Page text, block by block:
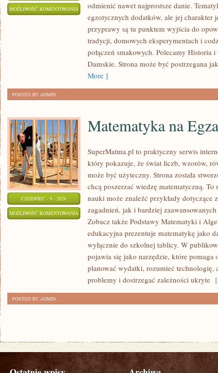
MOŻLIWOŚĆ KOMENTOWANIA PERFUMY
OKAZJE
odmienić nawet najprostsze danie.
egzotycznych dodatków, ale jej charakter
przyprawy są tu punktem wyjścia do
tradycji, domowych eksperymentach i
połączeń smakowych. Polecamy Historia
Damskie. Strona może być postrzegana
More ]
POSTED BY ADMIN
CZERWIEC - 9 - 2026
MOŻLIWOŚĆ KOMENTOWANIA MATEMATYKA
EGZAMINIE
Matematyka na
SuperMatma.pl to praktyczny serwis
który pokazuje, że świat liczb, wzorów,
może być użyteczny. Strona została
chcą poszerzać wiedzę matematyczną.
nauki może znaleźć przykłady dotyczące
zagadnień, jak i bardziej
Zobacz także Podstawy Matematyki i
edukacyjna prezentuje matematykę jako
wyłącznie do szkolnej tablicy. W
pojawia się jako narzędzie, które pomaga
planować wydatki, rozumieć technologię,
problemy i dostrzegać zależności ukryte
POSTED BY ADMIN